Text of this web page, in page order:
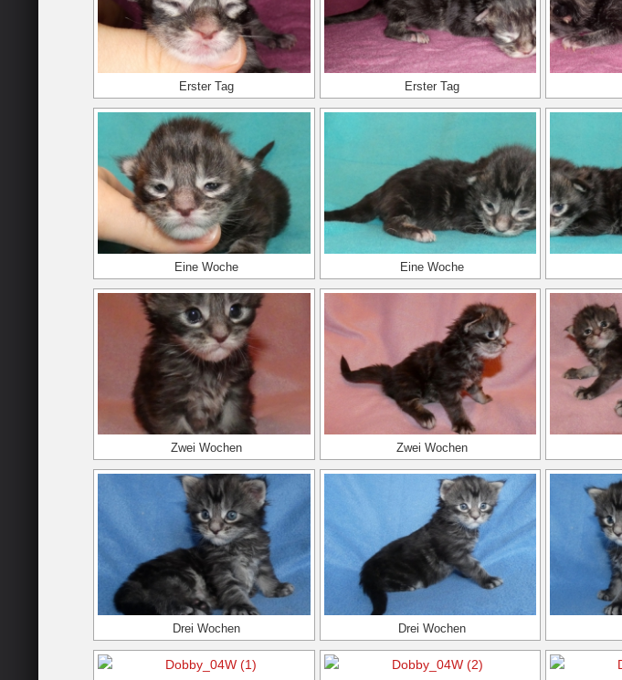
Erster Tag Erster Tag
Eine Woche Eine Woche
Zwei Wochen Zwei Wochen
Drei Wochen Drei Wochen